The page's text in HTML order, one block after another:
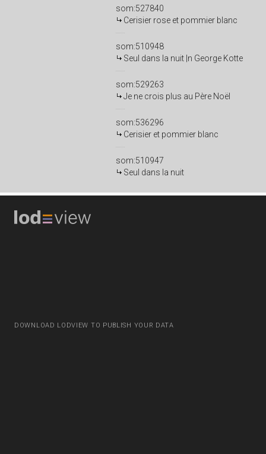
som:527840
Cerisier rose et pommier blanc
som:510948
Seul dans la nuit |n George Kotte
som:529263
Je ne crois plus au Père Noël
som:536296
Cerisier et pommier blanc
som:510947
Seul dans la nuit
DOWNLOAD LODVIEW TO PUBLISH YOUR DATA